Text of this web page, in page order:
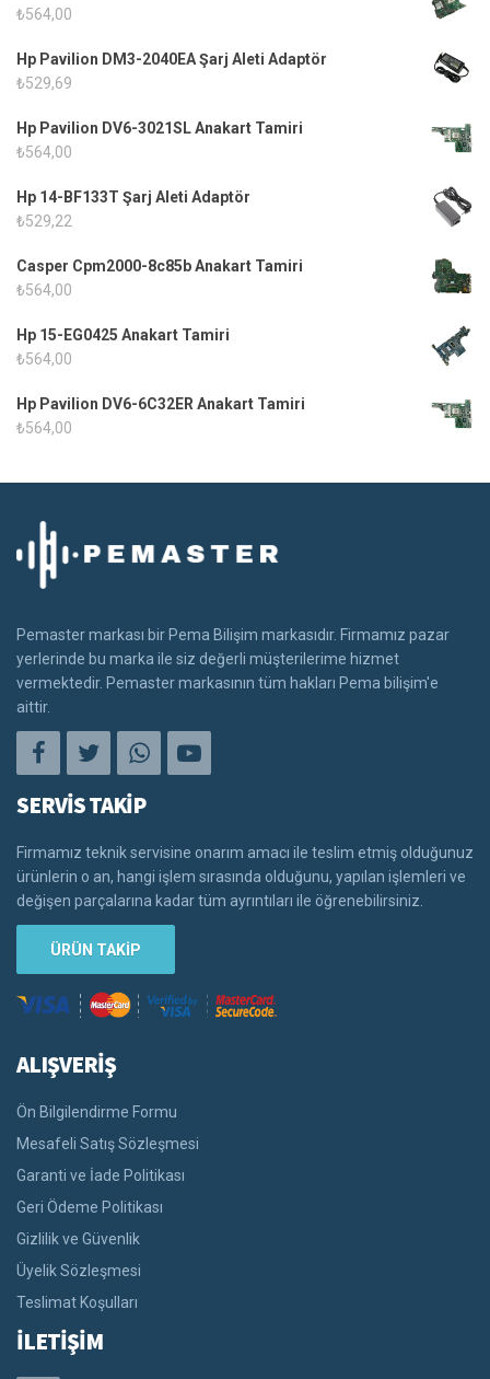
₺564,00
Hp Pavilion DM3-2040EA Şarj Aleti Adaptör
₺529,69
Hp Pavilion DV6-3021SL Anakart Tamiri
₺564,00
Hp 14-BF133T Şarj Aleti Adaptör
₺529,22
Casper Cpm2000-8c85b Anakart Tamiri
₺564,00
Hp 15-EG0425 Anakart Tamiri
₺564,00
Hp Pavilion DV6-6C32ER Anakart Tamiri
₺564,00
Pemaster markası bir Pema Bilişim markasıdır. Firmamız pazar
yerlerinde bu marka ile siz değerli müşterilerime hizmet
vermektedir. Pemaster markasının tüm hakları Pema bilişim'e
aittir.
SERVİS TAKİP
Firmamız teknik servisine onarım amacı ile teslim etmiş olduğunuz
ürünlerin o an, hangi işlem sırasında olduğunu, yapılan işlemleri ve
değişen parçalarına kadar tüm ayrıntıları ile öğrenebilirsiniz.
ÜRÜN TAKİP
ALIŞVERİŞ
Ön Bilgilendirme Formu
Mesafeli Satış Sözleşmesi
Garanti ve İade Politikası
Geri Ödeme Politikası
Gizlilik ve Güvenlik
Üyelik Sözleşmesi
Teslimat Koşulları
İLETİŞİM